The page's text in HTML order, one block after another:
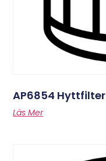
AP6854 Hyttfilter
Läs Mer